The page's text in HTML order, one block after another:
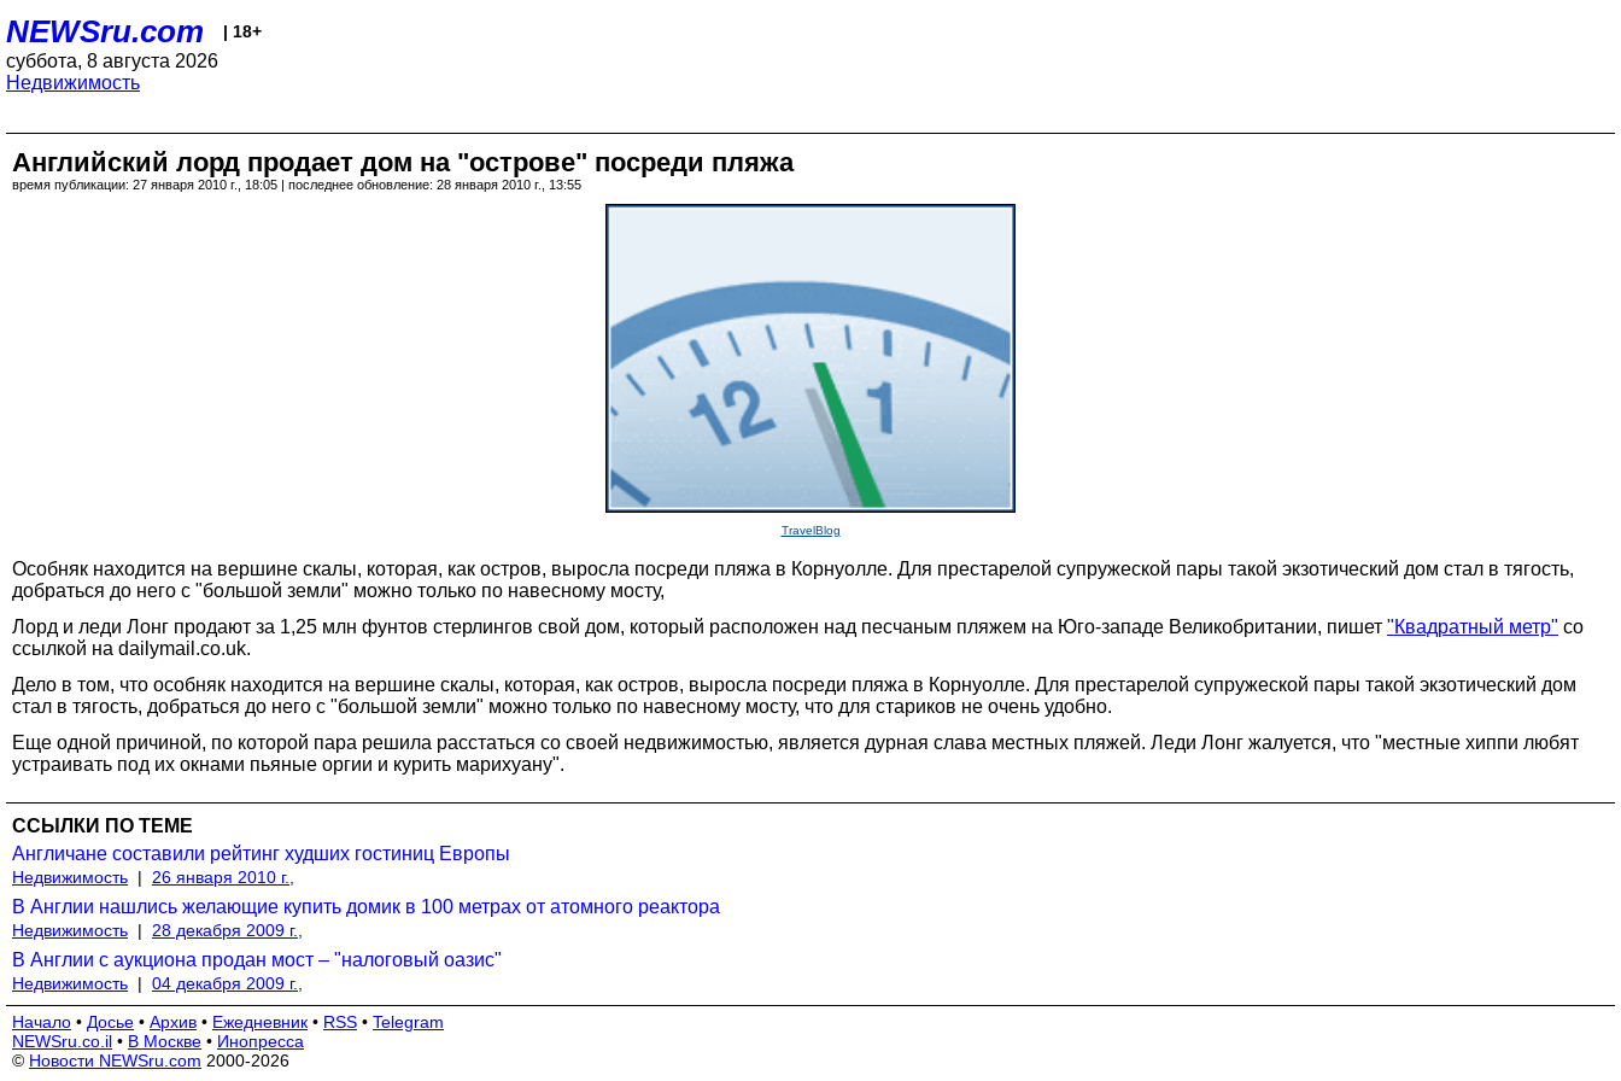
NEWSru.com | 18+
суббота, 8 августа 2026
Недвижимость
Английский лорд продает дом на "острове" посреди пляжа
время публикации: 27 января 2010 г., 18:05 | последнее обновление: 28 января 2010 г., 13:55
TravelBlog
Особняк находится на вершине скалы, которая, как остров, выросла посреди пляжа в Корнуолле. Для престарелой супружеской пары такой экзотический дом стал в тягость,
добраться до него с "большой земли" можно только по навесному мосту,
Лорд и леди Лонг продают за 1,25 млн фунтов стерлингов свой дом, который расположен над песчаным пляжем на Юго-западе Великобритании, пишет "Квадратный метр" со
ссылкой на dailymail.co.uk.
Дело в том, что особняк находится на вершине скалы, которая, как остров, выросла посреди пляжа в Корнуолле. Для престарелой супружеской пары такой экзотический дом
стал в тягость, добраться до него с "большой земли" можно только по навесному мосту, что для стариков не очень удобно.
Еще одной причиной, по которой пара решила расстаться со своей недвижимостью, является дурная слава местных пляжей. Леди Лонг жалуется, что "местные хиппи любят
устраивать под их окнами пьяные оргии и курить марихуану".
ССЫЛКИ ПО ТЕМЕ
Англичане составили рейтинг худших гостиниц Европы
Недвижимость | 26 января 2010 г.,
В Англии нашлись желающие купить домик в 100 метрах от атомного реактора
Недвижимость | 28 декабря 2009 г.,
В Англии с аукциона продан мост – "налоговый оазис"
Недвижимость | 04 декабря 2009 г.,
Начало • Досье • Архив • Ежедневник • RSS • Telegram
NEWSru.co.il • В Москве • Инопресса
© Новости NEWSru.com 2000-2026